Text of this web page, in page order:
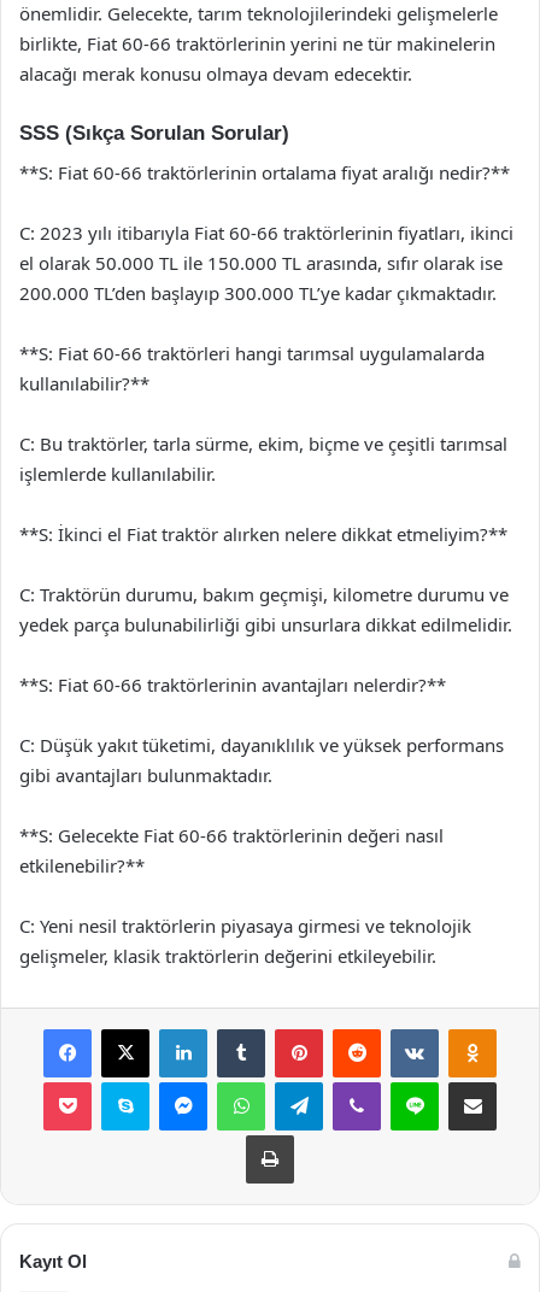
önemlidir. Gelecekte, tarım teknolojilerindeki gelişmelerle
birlikte, Fiat 60-66 traktörlerinin yerini ne tür makinelerin
alacağı merak konusu olmaya devam edecektir.
SSS (Sıkça Sorulan Sorular)
**S: Fiat 60-66 traktörlerinin ortalama fiyat aralığı nedir?**
C: 2023 yılı itibarıyla Fiat 60-66 traktörlerinin fiyatları, ikinci
el olarak 50.000 TL ile 150.000 TL arasında, sıfır olarak ise
200.000 TL’den başlayıp 300.000 TL’ye kadar çıkmaktadır.
**S: Fiat 60-66 traktörleri hangi tarımsal uygulamalarda
kullanılabilir?**
C: Bu traktörler, tarla sürme, ekim, biçme ve çeşitli tarımsal
işlemlerde kullanılabilir.
**S: İkinci el Fiat traktör alırken nelere dikkat etmeliyim?**
C: Traktörün durumu, bakım geçmişi, kilometre durumu ve
yedek parça bulunabilirliği gibi unsurlara dikkat edilmelidir.
**S: Fiat 60-66 traktörlerinin avantajları nelerdir?**
C: Düşük yakıt tüketimi, dayanıklılık ve yüksek performans
gibi avantajları bulunmaktadır.
**S: Gelecekte Fiat 60-66 traktörlerinin değeri nasıl
etkilenebilir?**
C: Yeni nesil traktörlerin piyasaya girmesi ve teknolojik
gelişmeler, klasik traktörlerin değerini etkileyebilir.
Facebook
X LinkedInTumblr PinterestReddit VKontakte
Pocket Skype MessengerWhatsAppTelegramViber Line E-Posta ile
Yazdır
Kayıt Ol